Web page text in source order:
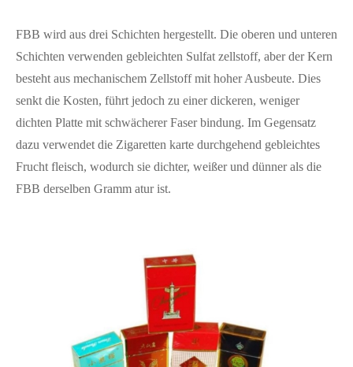
FBB wird aus drei Schichten hergestellt. Die oberen und unteren
Schichten verwenden gebleichten Sulfat zellstoff, aber der Kern
besteht aus mechanischem Zellstoff mit hoher Ausbeute. Dies
senkt die Kosten, führt jedoch zu einer dickeren, weniger
dichten Platte mit schwächerer Faser bindung. Im Gegensatz
dazu verwendet die Zigaretten karte durchgehend gebleichtes
Frucht fleisch, wodurch sie dichter, weißer und dünner als die
FBB derselben Gramm atur ist.